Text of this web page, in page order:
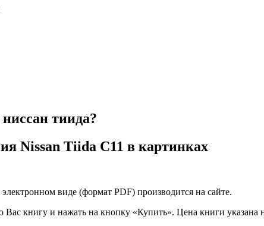
тиида?
Nissan Tiida С11 в картинках
виде (формат PDF) производится на сайте.
книгу и нажать на кнопку «Купить». Цена книги указана